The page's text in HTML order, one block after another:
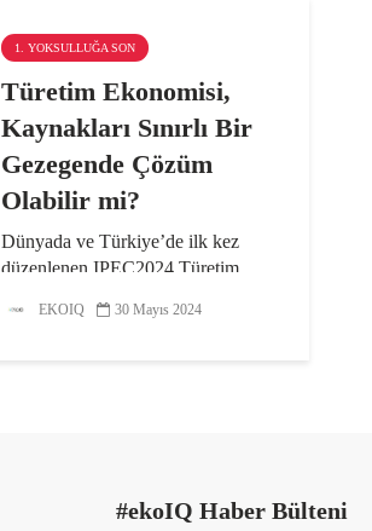
1. YOKSULLUĞA SON
Türetim Ekonomisi,
Kaynakları Sınırlı Bir
Gezegende Çözüm
Olabilir mi?
Dünyada ve Türkiye’de ilk kez
düzenlenen IPEC2024 Türetim
gününde, “Kapitalizmin kalesi”
EKOIQ 30 Mayıs 2024
#ekoIQ Haber Bülteni